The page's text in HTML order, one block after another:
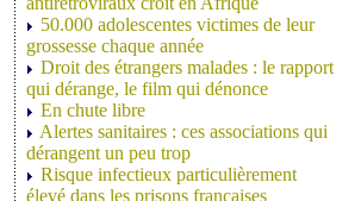
50.000 adolescentes victimes de leur
grossesse chaque année
Droit des étrangers malades : le rapport
qui dérange, le film qui dénonce
En chute libre
Alertes sanitaires : ces associations qui
dérangent un peu trop
Risque infectieux particulièrement
élevé dans les prisons françaises